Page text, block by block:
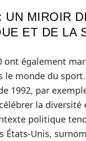
UN MIROIR
ET DE LA
ont également
le monde du sport.
1992, par
la diversité
politique
États-Unis,